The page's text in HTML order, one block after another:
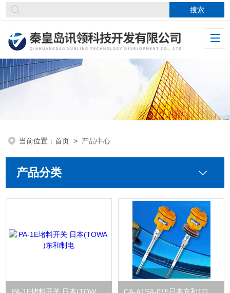
当前位置：首页 > 产品中心
产品分类